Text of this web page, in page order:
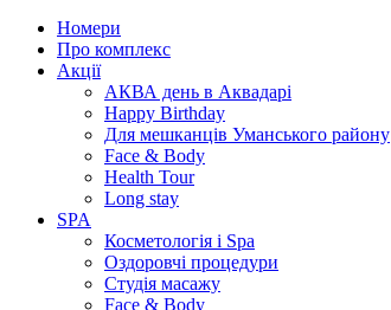
Номери
Про комплекс
Акції
АКВА день в Аквадарі
Happy Birthday
Для мешканців Уманського району
Face & Body
Health Tour
Long stay
SPA
Косметологія і Spa
Оздоровчі процедури
Студія масажу
Face & Body